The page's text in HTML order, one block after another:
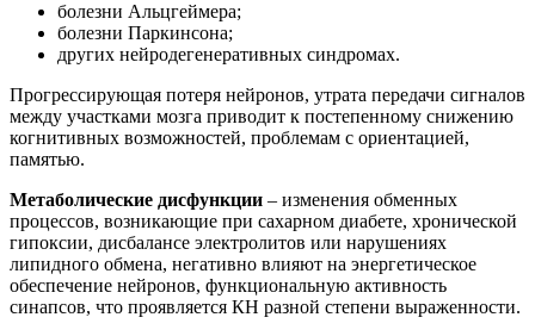
болезни Альцгеймера;
болезни Паркинсона;
других нейродегенеративных синдромах.
Прогрессирующая потеря нейронов, утрата передачи сигналов
между участками мозга приводит к постепенному снижению
когнитивных возможностей, проблемам с ориентацией,
памятью.
Метаболические дисфункции – изменения обменных
процессов, возникающие при сахарном диабете, хронической
гипоксии, дисбалансе электролитов или нарушениях
липидного обмена, негативно влияют на энергетическое
обеспечение нейронов, функциональную активность
синапсов, что проявляется КН разной степени выраженности.